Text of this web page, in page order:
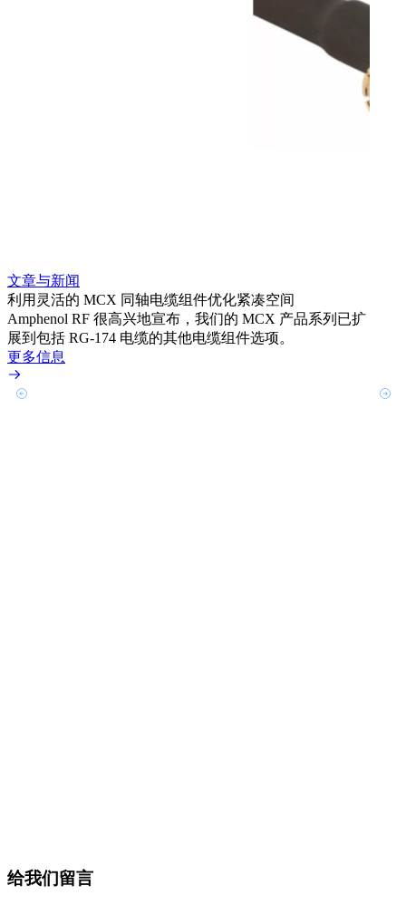
文章与新闻
利用灵活的 MCX 同轴电缆组件优化紧凑空间
Amphenol RF 很高兴地宣布，我们的 MCX 产品系列已扩
展到包括 RG-174 电缆的其他电缆组件选项。
更多信息
给我们留言